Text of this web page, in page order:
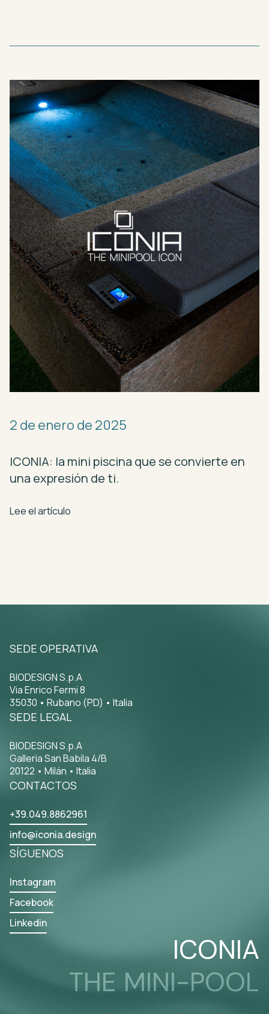
2 de enero de 2025
ICONIA: la mini piscina quese convierte en
una expresión deti.
Lee el artículo
SEDE OPERATIVA
BIODESIGN S.p.A
Via Enrico Fermi 8
35030 • Rubano (PD) • Italia
SEDE LEGAL
BIODESIGN S.p.A
Galleria San Babila 4/B
20122 • Milán • Italia
CONTACTOS
+39.049.8862961
info@iconia.design
SÍGUENOS
Instagram
Facebook
Linkedin
ICONIA
THE MINI-POOL